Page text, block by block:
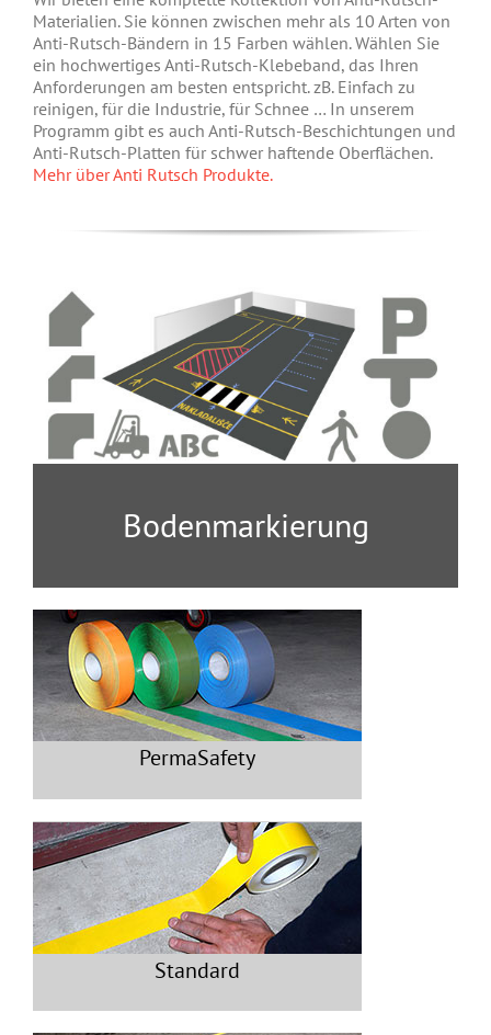
Materialien. Sie können zwischen mehr als 10 Arten von
Anti-Rutsch-Bändern in 15 Farben wählen. Wählen Sie
ein hochwertiges Anti-Rutsch-Klebeband, das Ihren
Anforderungen am besten entspricht. zB. Einfach zu
reinigen, für die Industrie, für Schnee … In unserem
Programm gibt es auch Anti-Rutsch-Beschichtungen und
Anti-Rutsch-Platten für schwer haftende Oberflächen.
Mehr über Anti Rutsch Produkte.
Bodenmarkierung
PermaSafety
Standard